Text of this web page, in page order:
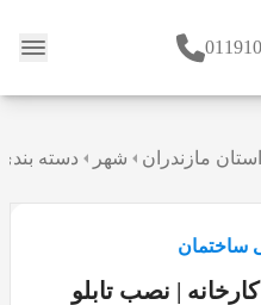
وبلاگ
استان مازندران شهر دسته
ساختمان
| نصب تابلو